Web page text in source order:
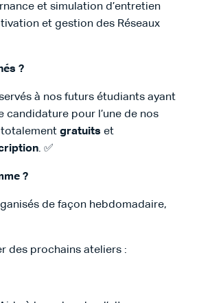
et simulation d’entretien
et gestion des Réseaux
?
à nos futurs étudiants ayant
candidature pour l’une de nos
gratuits et
. ✅
?
de façon hebdomadaire,
des prochains ateliers :